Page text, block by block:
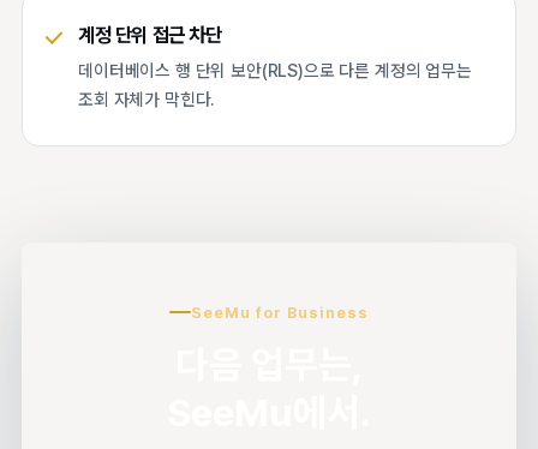
계정 단위 접근 차단
데이터베이스 행 단위 보안(RLS)으로 다른 계정의 업무는
조회 자체가 막힌다.
SeeMu for Business